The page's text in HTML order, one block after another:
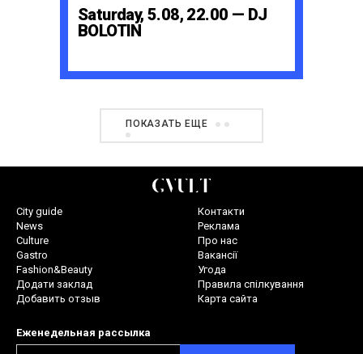
Saturday, 5.08, 22.00 — DJ
BOLOTIN
ПОКАЗАТЬ ЕЩЕ
City guide
News
Culture
Gastro
Fashion&Beauty
Додати заклад
Добавить отзыв
Контакти
Реклама
Про нас
Вакансії
Угода
Правила спілкування
Карта сайта
Еженедельная рассылка